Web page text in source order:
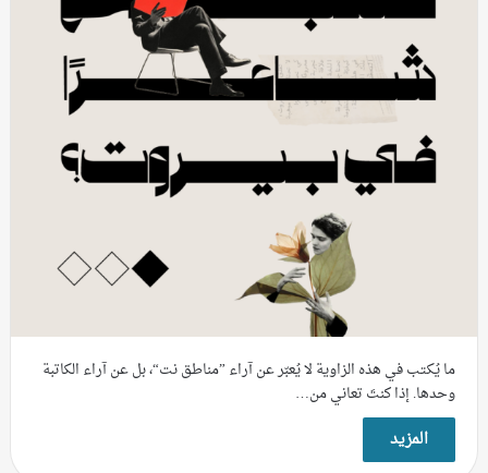
ما يُكتب في هذه الزاوية لا يُعبّر عن آراء ”مناطق نت“، بل عن آراء الكاتبة
وحدها. إذا كنتَ تعاني من…
المزيد